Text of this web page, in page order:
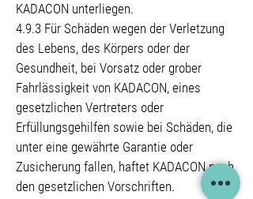
KADACON unterliegen.
4.9.3 Für Schäden wegen der Verletzung
des Lebens, des Körpers oder der
Gesundheit, bei Vorsatz oder grober
Fahrlässigkeit von KADACON, eines
gesetzlichen Vertreters oder
Erfüllungsgehilfen sowie bei Schäden, die
unter eine gewährte Garantie oder
Zusicherung fallen, haftet KADACON nach
den gesetzlichen Vorschriften.